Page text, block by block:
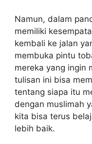
Namun, dalam
memiliki
kembali ke jalan
membuka pintu
mereka yang ingin
tulisan ini bisa
tentang siapa itu
dengan muslimah
kita bisa terus
lebih baik.